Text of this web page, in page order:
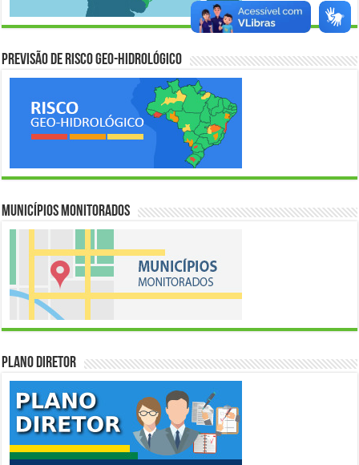
Previsão de Risco Geo-Hidrológico
Municípios Monitorados
Plano Diretor